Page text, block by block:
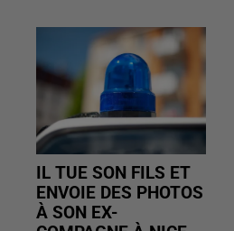
IL TUE SON FILS ET
ENVOIE DES PHOTOS
À SON EX-